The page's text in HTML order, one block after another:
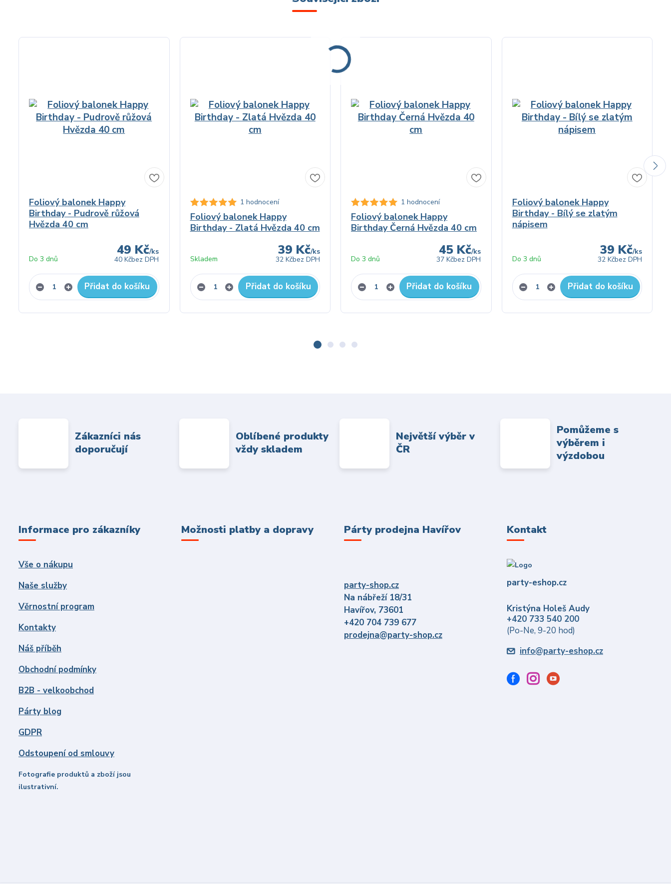
Foliový balonek Happy
Birthday - Pudrově růžová
Hvězda 40 cm
49 Kč/ks
40 Kčbez DPH
Do 3 dnů
Přidat do košíku
1 hodnocení
Foliový balonek Happy
Birthday - Zlatá Hvězda 40 cm
39 Kč/ks
32 Kčbez DPH
Skladem
Přidat do košíku
1 hodnocení
Foliový balonek Happy
Birthday Černá Hvězda 40 cm
45 Kč/ks
37 Kčbez DPH
Do 3 dnů
Přidat do košíku
Foliový balonek Happy
Birthday - Bílý se zlatým
nápisem
39 Kč/ks
32 Kčbez DPH
Do 3 dnů
Přidat do košíku
Zákazníci nás
doporučují
Oblíbené produkty
vždy skladem
Největší výběr v
ČR
Pomůžeme s
výběrem i
výzdobou
Informace pro zákazníky
Vše o nákupu
Naše služby
Věrnostní program
Kontakty
Náš příběh
Obchodní podmínky
B2B - velkoobchod
Párty blog
GDPR
Odstoupení od smlouvy
Fotografie produktů a zboží jsou
ilustrativní.
Možnosti platby a dopravy Párty prodejna Havířov
party-shop.cz
Na nábřeží 18/31
Havířov, 73601
+420 704 739 677
prodejna@party-shop.cz
Kontakt
party-eshop.cz
Kristýna Holeš Audy
+420 733 540 200
(Po-Ne, 9-20 hod)
info@party-eshop.cz